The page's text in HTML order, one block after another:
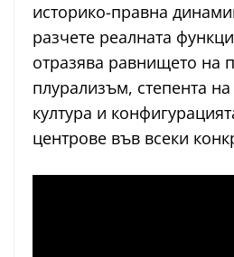
историко-правна
разчете реалната
отразява равнището на
плурализъм, степента
култура и
центрове във всеки